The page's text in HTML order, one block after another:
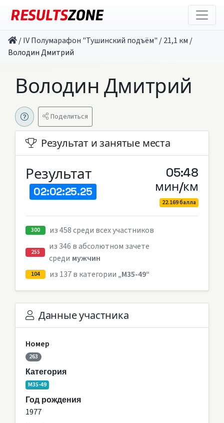
/IV Полумарафон "Тушинский подъём" /21,1 км /
Володин Дмитрий
Володин Дмитрий
Поделиться
Результат и занятые места
Результат
02:02:25.25
05:48
мин/км
22.169 балла
300 из 458 среди всех участников
255
из 346 в абсолютном зачете
среди мужчин
104 из 137 в категории „M35-49“
Данные участника
Номер
263
Категория
M35-49
Год рождения
1977